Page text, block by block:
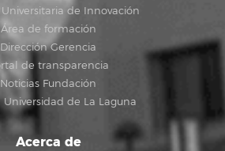
de Innovación
Área de formación
Dirección Gerencia
de transparencia
Noticias Fundación
Universidad de La Laguna
Acerca de